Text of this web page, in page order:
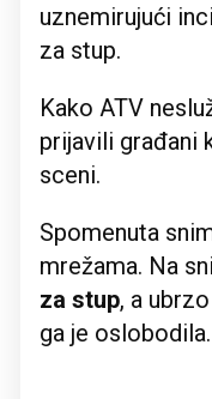
uznemirujući
za stup.
Kako ATV
prijavili građani
sceni.
Spomenuta
mrežama. Na
za stup, a
ga je oslobodila.